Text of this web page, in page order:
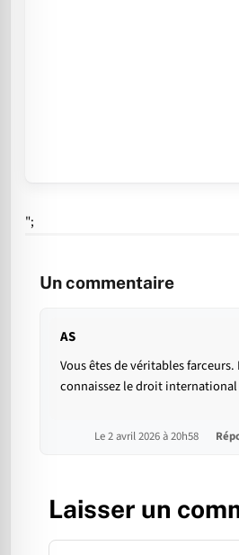
";
Un commentaire
AS
Vous êtes de véritables farceurs.
connaissez le droit international
Le 2 avril 2026 à 20h58
Laisser un
Commentaire